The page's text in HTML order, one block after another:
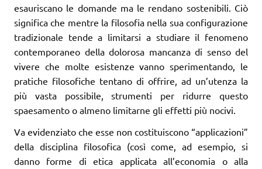
esauriscano le domande ma le rendano sostenibili. Ciò
significa che mentre la filosofia nella sua configurazione
tradizionale tende a limitarsi a studiare il fenomeno
contemporaneo della dolorosa mancanza di senso del
vivere che molte esistenze vanno sperimentando, le
pratiche filosofiche tentano di offrire, ad un’utenza la
più vasta possibile, strumenti per ridurre questo
spaesamento o almeno limitarne gli effetti più nocivi.
Va evidenziato che esse non costituiscono “applicazioni”
della disciplina filosofica (così come, ad esempio, si
danno forme di etica applicata all’economia o alla